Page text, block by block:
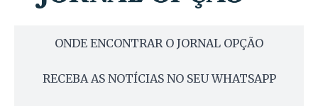
ONDE ENCONTRAR O JORNAL OPÇÃO
RECEBA AS NOTÍCIAS NO SEU WHATSAPP